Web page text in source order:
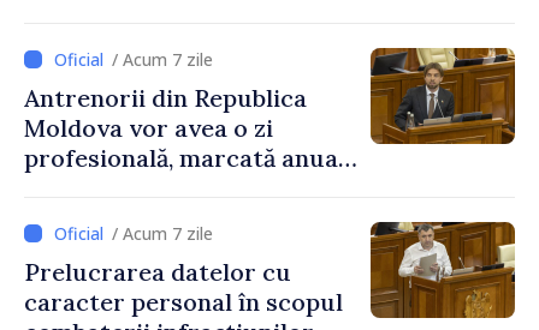
educațional național
/ Acum 7 zile
Antrenorii din Republica
Moldova vor avea o zi
profesională, marcată anual
/ Acum 7 zile
Prelucrarea datelor cu
caracter personal în scopul